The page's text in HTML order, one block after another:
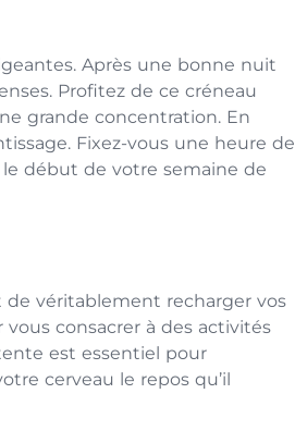
Après une bonne nuit
Profitez de ce créneau
grande concentration. En
Fixez-vous une heure de
début de votre semaine de
de véritablement recharger vos
consacrer à des activités
est essentiel pour
cerveau le repos qu’il